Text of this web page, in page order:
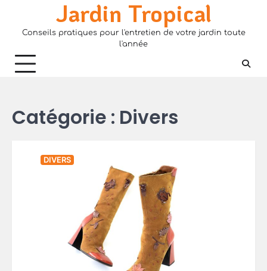
content
Jardin Tropical
Conseils pratiques pour l'entretien de votre jardin toute
l'année
Catégorie : Divers
DIVERS